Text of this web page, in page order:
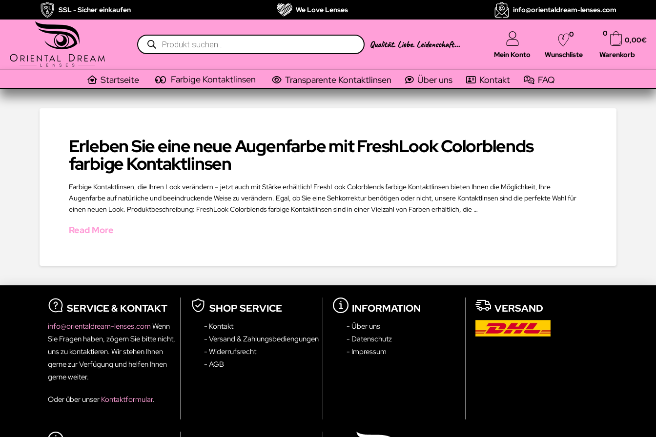
SSL - Sicher einkaufen We Love Lenses info@orientaldream-lenses.com
Products
search
Qualität. Liebe. Leidenschaft...
Mein Konto Wunschliste
0
Warenkorb
0,00€
0
Startseite Farbige Kontaktlinsen Transparente Kontaktlinsen Über uns Kontakt FAQ
Erleben Sie eine neue Augenfarbe mit FreshLook Colorblends
farbige Kontaktlinsen
Farbige Kontaktlinsen, die Ihren Look verändern – jetzt auch mit Stärke erhältlich! FreshLook Colorblends farbige Kontaktlinsen bieten Ihnen die Möglichkeit, Ihre
Augenfarbe auf natürliche und beeindruckende Weise zu verändern. Egal, ob Sie eine Sehkorrektur benötigen oder nicht, unsere Kontaktlinsen sind die perfekte Wahl für
einen neuen Look. Produktbeschreibung: FreshLook Colorblends farbige Kontaktlinsen sind in einer Vielzahl von Farben erhältlich, die …
Read More
SERVICE & KONTAKT
info@orientaldream-lenses.comWenn
Sie Fragen haben, zögern Sie bitte nicht,
uns zu kontaktieren. Wir stehen Ihnen
gerne zur Verfügung und helfen Ihnen
gerne weiter.
Oder über unserKontaktformular.
SHOP SERVICE
- Kontakt
- Versand & Zahlungsbediengungen
- Widerrufsrecht
- AGB
INFORMATION
- Über uns
- Datenschutz
- Impressum
VERSAND